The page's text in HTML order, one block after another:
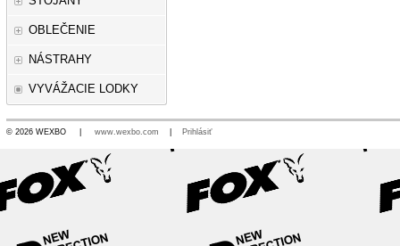
OBLEČENIE
NÁSTRAHY
VYVÁŽACIE LODKY
© 2026 WEXBO | www.wexbo.com Prihlásiť